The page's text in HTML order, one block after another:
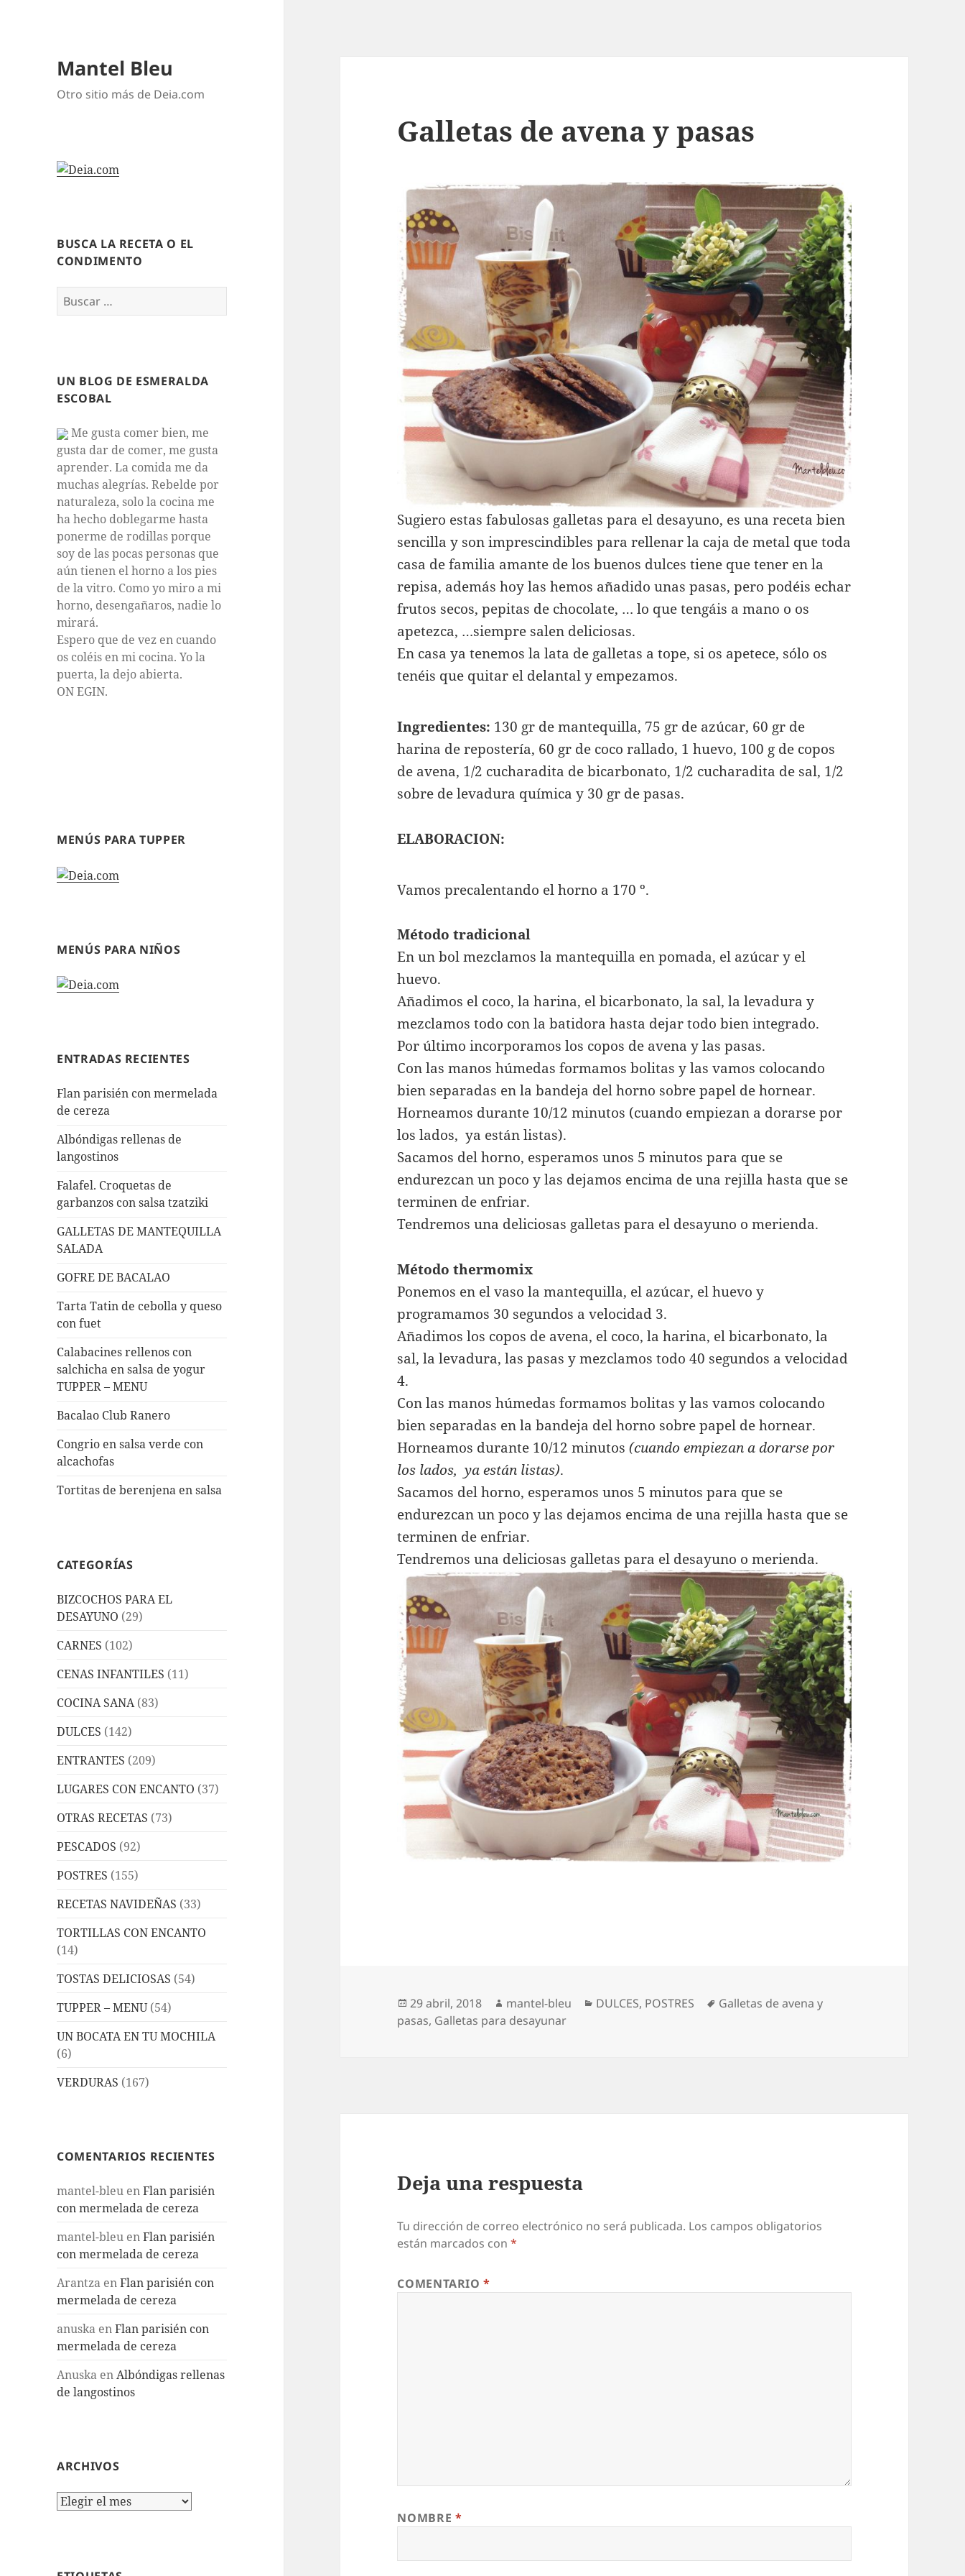
Mantel Bleu
Otro sitio más de Deia.com
BUSCA LA RECETA O EL
CONDIMENTO
Buscar:
UN BLOG DE ESMERALDA
ESCOBAL
Me gusta comer bien, me
gusta dar de comer, me gusta
aprender. La comida me da
muchas alegrías. Rebelde por
naturaleza, solo la cocina me
ha hecho doblegarme hasta
ponerme de rodillas porque
soy de las pocas personas que
aún tienen el horno a los pies
de la vitro. Como yo miro a mi
horno, desengañaros, nadie lo
mirará.
Espero que de vez en cuando
os coléis en mi cocina. Yo la
puerta, la dejo abierta.
ON EGIN.
MENÚS PARA TUPPER
MENÚS PARA NIÑOS
ENTRADAS RECIENTES
Flan parisién con mermelada
de cereza
Albóndigas rellenas de
langostinos
Falafel. Croquetas de
garbanzos con salsa tzatziki
GALLETAS DE MANTEQUILLA
SALADA
GOFRE DE BACALAO
Tarta Tatin de cebolla y queso
con fuet
Calabacines rellenos con
salchicha en salsa de yogur
TUPPER – MENU
Bacalao Club Ranero
Congrio en salsa verde con
alcachofas
Tortitas de berenjena en salsa
CATEGORÍAS
BIZCOCHOS PARA EL
DESAYUNO (29)
CARNES (102)
CENAS INFANTILES (11)
COCINA SANA(83)
DULCES (142)
ENTRANTES (209)
LUGARES CON ENCANTO (37)
OTRAS RECETAS (73)
PESCADOS (92)
POSTRES (155)
RECETAS NAVIDEÑAS (33)
TORTILLAS CON ENCANTO
(14)
TOSTAS DELICIOSAS (54)
TUPPER – MENU(54)
UN BOCATA EN TU MOCHILA
(6)
VERDURAS (167)
COMENTARIOS RECIENTES
mantel-bleu enFlan parisién
con mermelada de cereza
mantel-bleu enFlan parisién
con mermelada de cereza
Arantza enFlan parisién con
mermelada de cereza
anuska enFlan parisién con
mermelada de cereza
Anuska enAlbóndigas rellenas
de langostinos
ARCHIVOS
Archivos
Galletas de avena y pasas
Sugiero estas fabulosas galletas para el desayuno, es una receta bien
sencilla y son imprescindibles para rellenar la caja de metal que toda
casa de familia amante de los buenos dulces tiene que tener en la
repisa, además hoy las hemos añadido unas pasas, pero podéis echar
frutos secos, pepitas de chocolate, … lo que tengáis a mano o os
apetezca, …siempre salen deliciosas.
En casa ya tenemos la lata de galletas a tope, si os apetece, sólo os
tenéis que quitar el delantal y empezamos.
Ingredientes: 130 gr de mantequilla, 75 gr de azúcar, 60 gr de
harina de repostería, 60 gr de coco rallado, 1 huevo, 100 g de copos
de avena, 1/2 cucharadita de bicarbonato, 1/2 cucharadita de sal, 1/2
sobre de levadura química y 30 gr de pasas.
ELABORACION:
Vamos precalentando el horno a 170 º.
Método tradicional
En un bol mezclamos la mantequilla en pomada, el azúcar y el
huevo.
Añadimos el coco, la harina, el bicarbonato, la sal, la levadura y
mezclamos todo con la batidora hasta dejar todo bien integrado.
Por último incorporamos los copos de avena y las pasas.
Con las manos húmedas formamos bolitas y las vamos colocando
bien separadas en la bandeja del horno sobre papel de hornear.
Horneamos durante 10/12 minutos (cuando empiezan a dorarse por
los lados, ya están listas).
Sacamos del horno, esperamos unos 5 minutos para que se
endurezcan un poco y las dejamos encima de una rejilla hasta que se
terminen de enfriar.
Tendremos una deliciosas galletas para el desayuno o merienda.
Método thermomix
Ponemos en el vaso la mantequilla, el azúcar, el huevo y
programamos 30 segundos a velocidad 3.
Añadimos los copos de avena, el coco, la harina, el bicarbonato, la
sal, la levadura, las pasas y mezclamos todo 40 segundos a velocidad
4.
Con las manos húmedas formamos bolitas y las vamos colocando
bien separadas en la bandeja del horno sobre papel de hornear.
Horneamos durante 10/12 minutos(cuando empiezan a dorarse por
los lados, ya están listas).
Sacamos del horno, esperamos unos 5 minutos para que se
endurezcan un poco y las dejamos encima de una rejilla hasta que se
terminen de enfriar.
Tendremos una deliciosas galletas para el desayuno o merienda.
Publicado
el
29 abril, 2018 Autor
mantel-bleu Categorías
DULCES, POSTRES Etiquetas
Galletas de avena y
pasas, Galletas para desayunar
Deja una respuesta
Tu dirección de correo electrónico no será publicada. Los campos obligatorios
están marcados con*
COMENTARIO*
NOMBRE *